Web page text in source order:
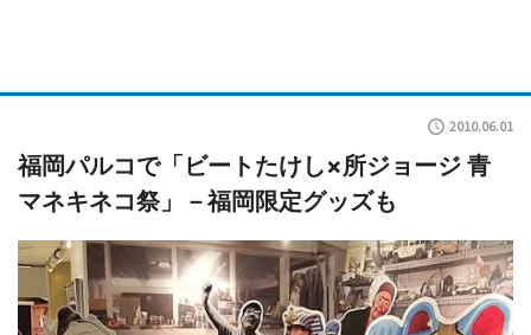
2010.06.01
福岡パルコで「ビートたけし×所ジョージ 青
マネキネコ祭」－福岡限定グッズも